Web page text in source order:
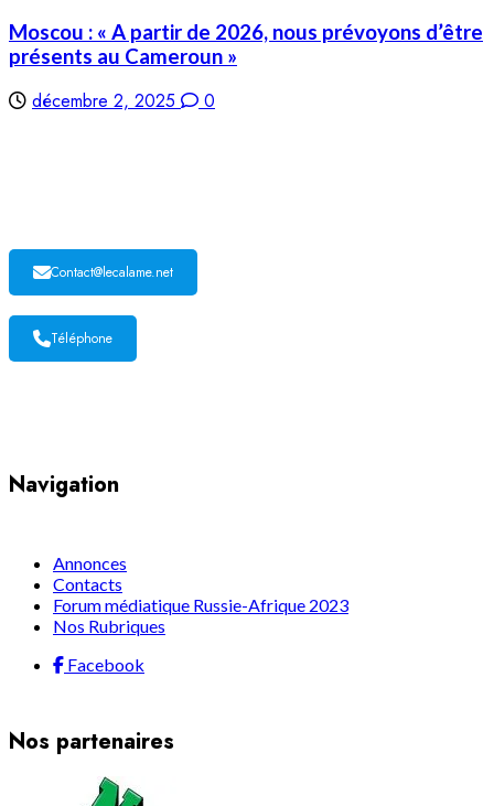
Moscou : « A partir de 2026, nous prévoyons d’être
présents au Cameroun »
décembre 2, 2025 0
Contact@lecalame.net
Téléphone
Navigation
Annonces
Contacts
Forum médiatique Russie-Afrique 2023
Nos Rubriques
Facebook
Nos partenaires